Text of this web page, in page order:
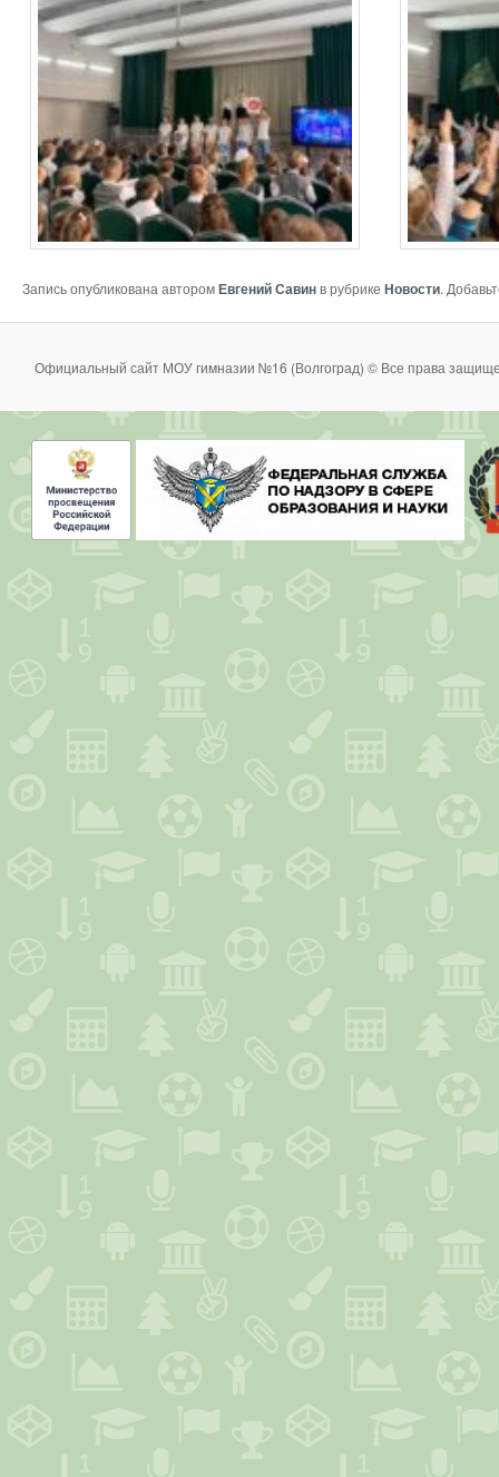
Запись опубликована авторомЕвгений Савинв рубрике Новости.
Официальный сайт МОУ гимназии №16 (Волгоград) © Все права